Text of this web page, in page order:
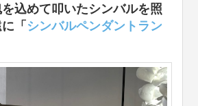
を込めて叩いたシンバルを照
「 シンバルペンダントラン